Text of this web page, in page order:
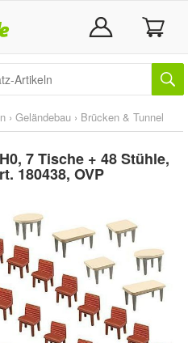
› Geländebau › Brücken & Tunnel
7 Tische + 48 Stühle,
180438, OVP